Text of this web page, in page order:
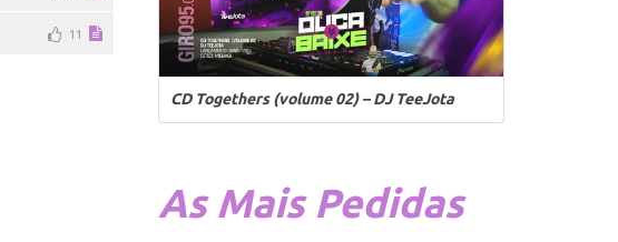
11
CD Togethers (volume 02) – DJ TeeJota
AsMais Pedidas